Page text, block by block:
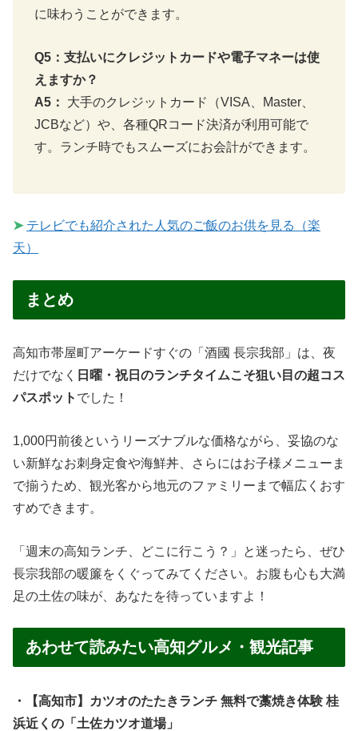
に味わうことができます。
Q5：支払いにクレジットカードや電子マネーは使
えますか？
A5：
大手のクレジットカード（VISA、Master、
JCBなど）や、各種QRコード決済が利用可能で
す。ランチ時でもスムーズにお会計ができます。
➤ テレビでも紹介された人気のご飯のお供を見る（楽
天）
まとめ
高知市帯屋町アーケードすぐの「酒國 長宗我部」は、夜
だけでなく 日曜・祝日のランチタイムこそ狙い目の超コス
パスポット でした！
1,000円前後というリーズナブルな価格ながら、妥協のな
い新鮮なお刺身定食や海鮮丼、さらにはお子様メニューま
で揃うため、観光客から地元のファミリーまで幅広くおす
すめできます。
「週末の高知ランチ、どこに行こう？」と迷ったら、ぜひ
長宗我部の暖簾をくぐってみてください。お腹も心も大満
足の土佐の味が、あなたを待っていますよ！
あわせて読みたい高知グルメ・観光記事
・【高知市】カツオのたたきランチ 無料で藁焼き体験 桂
浜近くの「土佐カツオ道場」